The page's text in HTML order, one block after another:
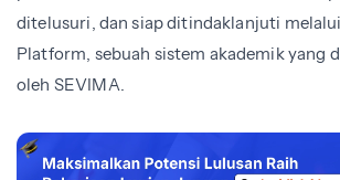
ditelusuri, dan siap ditindaklanjuti
Platform, sebuah sistem akademik yang
oleh SEVIMA.